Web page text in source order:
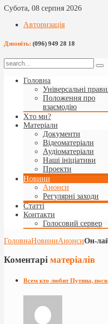
Субота, 08 серпня 2026
Авторизація
Дзвоніть: (096) 949 28 18
Головна
Універсальні
Положення про
взаємодію
Хто ми?
Матеріали
Документи
Відеоматеріали
Аудіоматеріали
Наші ініціативи
Проекти
Новини
Анонси
Регулярні заходи
Статті
Контакти
Голосовий сервер
ГоловнаНовиниАнонсиОн-
Коментарі матеріалів
Всем кто любит Путина,